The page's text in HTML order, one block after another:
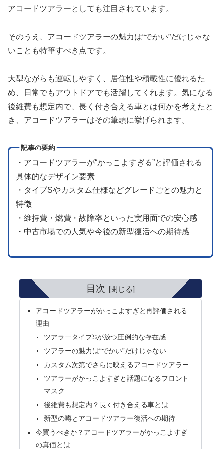
アコードツアラーとしても注目されています。
そのうえ、アコードツアラーの魅力は“でかい”だけじゃな
いことも特筆すべき点です。
大型ながらも運転しやすく、居住性や積載性に優れるた
め、日常でもアウトドアでも活躍してくれます。気になる
後維費も想定内で、長く付き合える車とは何かを考えたと
き、アコードツアラーはその筆頭に挙げられます。
記事の要約
・アコードツアラーが“かっこよすぎる”と評価される
具体的なデザイン要素
・タイプSやカスタム仕様などグレードごとの魅力と
特徴
・維持費・燃費・故障率といった実用面での安心感
・中古市場での人気や今後の新型復活への期待感
目次
アコードツアラーがかっこよすぎと再評価される
理由
ツアラータイプSが放つ圧倒的な存在感
ツアラーの魅力は“でかい”だけじゃない
カスタム次第でさらに映えるアコードツアラー
ツアラーがかっこよすぎと話題になるフロント
マスク
後維費も想定内？長く付き合える車とは
新型の噂とアコードツアラー復活への期待
今買うべきか？アコードツアラーがかっこよすぎ
の真価とは